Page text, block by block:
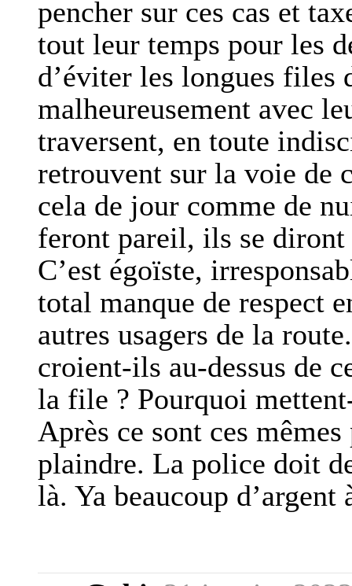
pencher sur ces cas et
tout leur temps pour les
d’éviter les longues files
malheureusement avec
traversent, en toute
retrouvent sur la voie de
cela de jour comme de
feront pareil, ils se
C’est égoïste,
total manque de respect
autres usagers de la
croient-ils au-dessus de
la file ? Pourquoi
Après ce sont ces
plaindre. La police doit
là. Ya beaucoup d’argent